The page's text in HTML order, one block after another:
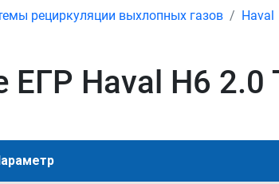
рециркуляции выхлопных газов Haval
Haval H6 2.0